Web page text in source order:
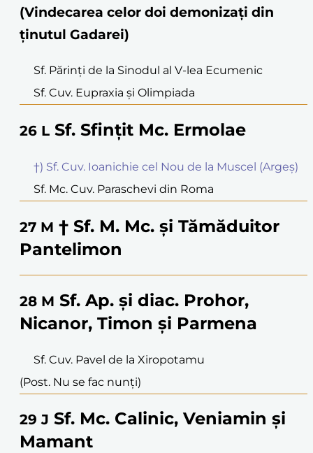
(Vindecarea celor doi demonizați din
ținutul Gadarei)
Sf. Părinți de la Sinodul al V-lea Ecumenic
Sf. Cuv. Eupraxia și Olimpiada
26 L Sf. Sfințit Mc. Ermolae
†) Sf. Cuv. Ioanichie cel Nou de la Muscel (Argeș)
Sf. Mc. Cuv. Paraschevi din Roma
27 M † Sf. M. Mc. și Tămăduitor
Pantelimon
28 M Sf. Ap. și diac. Prohor,
Nicanor, Timon și Parmena
Sf. Cuv. Pavel de la Xiropotamu
(Post. Nu se fac nunți)
29 J Sf. Mc. Calinic, Veniamin și
Mamant